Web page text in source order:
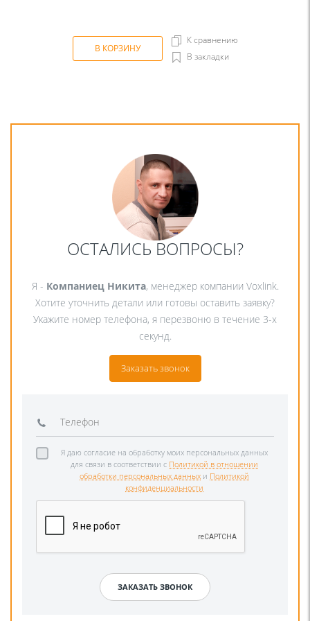
В КОРЗИНУ
К сравнению
В закладки
ОСТАЛИСЬ ВОПРОСЫ?
Я - Компаниец Никита, менеджер компании Voxlink.
Хотите уточнить детали или готовы оставить заявку?
Укажите номер телефона, я перезвоню в течение 3-х
секунд.
Заказать звонок
Я даю согласие на обработку моих персональных данных
для связи в соответствии с Политикой в отношении
обработки персональных данных и Политикой
конфиденциальности